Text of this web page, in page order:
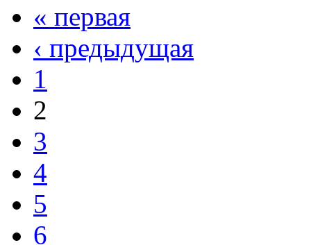
« первая
‹ предыдущая
1
2
3
4
5
6